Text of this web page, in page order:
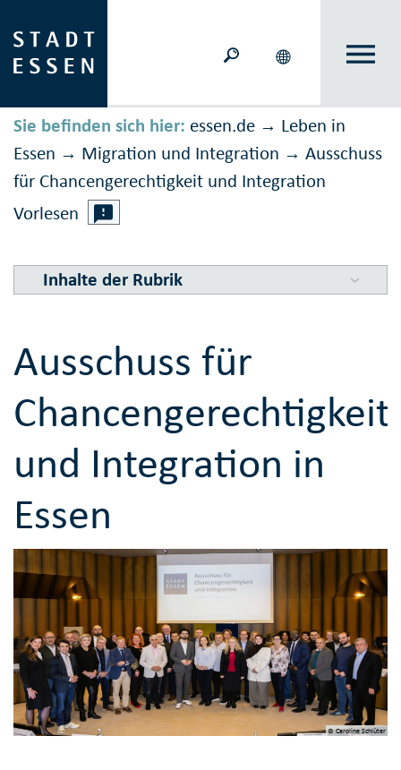
Sie befinden sich hier: essen.de → Leben in
Essen → Migration und Inte­gration → Ausschuss
für Chancen­ge­rechtig­keit und In­te­gration
Vorlesen
Inhalte der Rubrik
Ausschuss für
Chancengerechtigkeit
und Integration in
Essen
© Caroline Schlüter